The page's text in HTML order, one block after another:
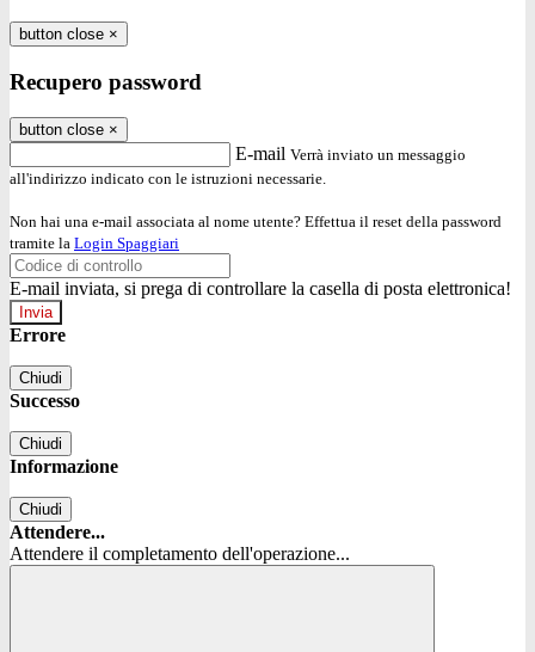
button close ×
Recupero password
button close ×
E-mail Verrà inviato un messaggio
all'indirizzo indicato con le istruzioni necessarie.
Non hai una e-mail associata al nome utente? Effettua il reset della password
tramite la Login Spaggiari
E-mail inviata, si prega di controllare la casella di posta elettronica!
Errore
Chiudi
Successo
Chiudi
Informazione
Chiudi
Attendere...
Attendere il completamento dell'operazione...